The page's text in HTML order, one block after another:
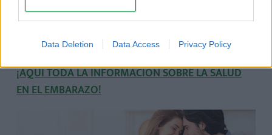
Data Deletion Data Access Privacy Policy
Elaborará tuhistorial clínico.
Determinarála fecha probable de parto.
¡AQUÍ TODA LA INFORMACIÓN SOBRE LA SALUD
EN EL EMBARAZO!